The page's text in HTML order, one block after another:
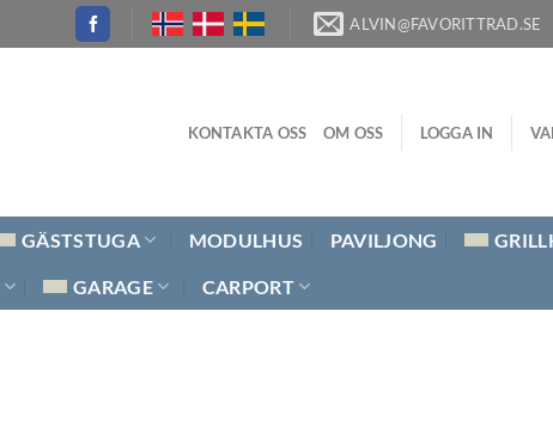
ALVIN@FAVORITTRAD.SE
KONTAKTA OSS OM OSS LOGGA IN
GÄSTSTUGA MODULHUS PAVILJONG
GARAGE CARPORT